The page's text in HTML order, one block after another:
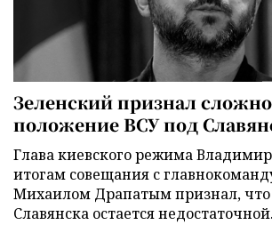
Зеленский признал
положение ВСУ под
Глава киевского режима
итогам совещания с
Михаилом Драпатым признал, что
Славянска остается недостаточной.